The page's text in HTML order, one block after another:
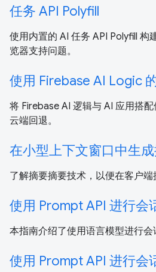
任务 API Polyfill
使用内置的 AI 任务 API Polyfill 构
览器支持问题。
使用 Firebase AI Logic
将 Firebase AI 逻辑与 AI 应用搭
云端回退。
在小型上下文窗口中生
了解摘要摘要技术，以便在客户端
使用 Prompt API 进行会
本指南介绍了使用语言模型进行会
使用 Prompt API 进行会